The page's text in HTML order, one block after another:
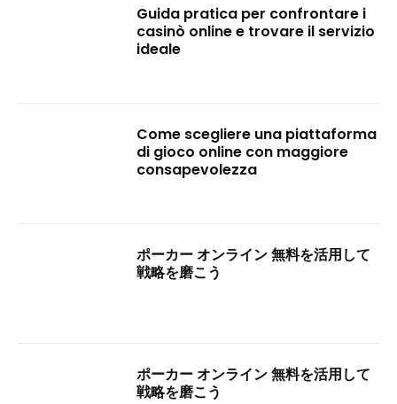
Guida pratica per confrontare i
casinò online e trovare il servizio
ideale
Come scegliere una piattaforma
di gioco online con maggiore
consapevolezza
ポーカー オンライン 無料を活用して
戦略を磨こう
ポーカー オンライン 無料を活用して
戦略を磨こう